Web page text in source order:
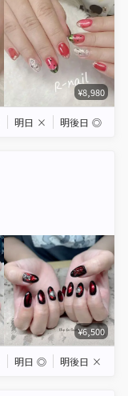
¥8,980
明日 × 明後日 ◎
¥6,500
明日 ◎ 明後日 ×